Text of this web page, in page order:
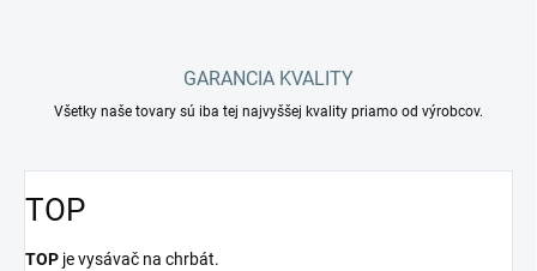
GARANCIA KVALITY
Všetky naše tovary sú iba tej najvyššej kvality priamo od výrobcov.
TOP
TOP je vysávač na chrbát.